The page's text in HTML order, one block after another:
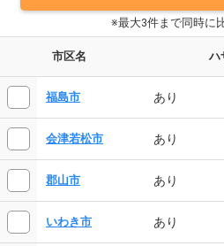
※最大3件まで同時に
市区名 ハ
福島市 あり
会津若松市 あり
郡山市 あり
いわき市 あり